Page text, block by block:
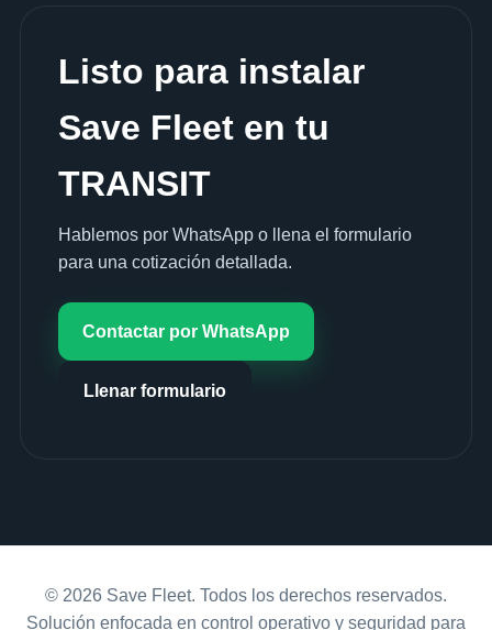
Listo para instalar
Save Fleet en tu
TRANSIT
Hablemos por WhatsApp o llena el formulario
para una cotización detallada.
Contactar por WhatsApp
Llenar formulario
© 2026 Save Fleet. Todos los derechos reservados.
Solución enfocada en control operativo y seguridad para